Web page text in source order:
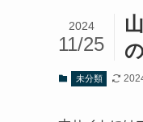
2024
11/25
未分類